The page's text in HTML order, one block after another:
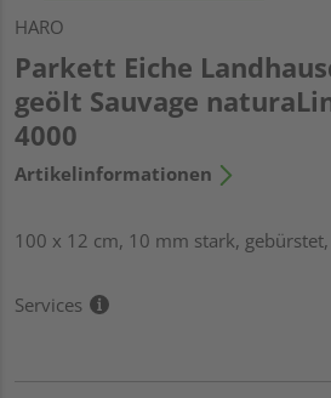
HARO
Parkett Eiche
geölt Sauvage
4000
Artikelinformationen
100 x 12 cm, 10 mm stark,
Services